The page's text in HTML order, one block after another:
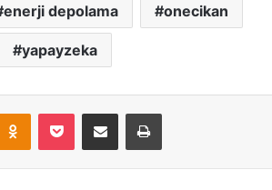
enerji depolama onecikan
yapayzeka
Odnoklassniki
Pocket E-Posta ile paylaş Yazdır